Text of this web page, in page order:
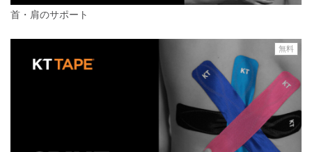
首・肩のサポート
無料